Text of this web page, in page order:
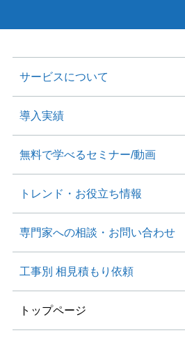
サービスについて
導入実績
無料で学べるセミナー/動画
トレンド・ お役⽴ち情報
専⾨家への相談・ お問い合わせ
工事別 相見積もり依頼
トップページ